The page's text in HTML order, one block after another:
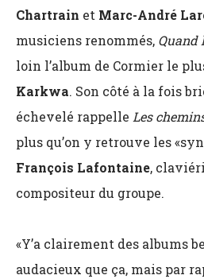
Chartrain et Marc-André
musiciens renommés, Quand
loin l’album de Cormier le
Karkwa. Son côté à la fois
échevelé rappelle Les
plus qu’on y retrouve les
François Lafontaine,
compositeur du groupe.
«Y’a clairement des albums
audacieux que ça, mais par